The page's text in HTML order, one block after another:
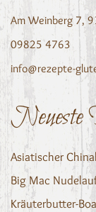
Am Weinberg 7,
09825 4763
info@rezepte-
Neueste
Asiatischer
Big Mac
Kräuterbutter-